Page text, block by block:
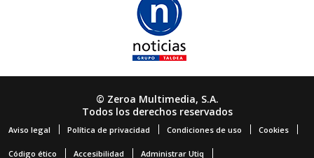
© Zeroa Multimedia, S.A.
Todos los derechos reservados
Aviso legal Política de privacidad Condiciones de uso Cookies
Código ético Accesibilidad Administrar Utiq